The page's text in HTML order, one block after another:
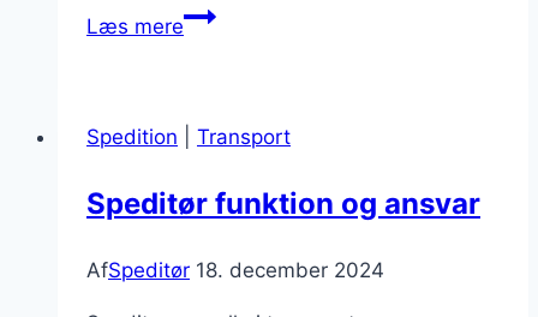
Læs mereSpeditorer,
branchen
Spedition Transport
Speditør funktion og ansvar
AfSpeditør 18. december 2024